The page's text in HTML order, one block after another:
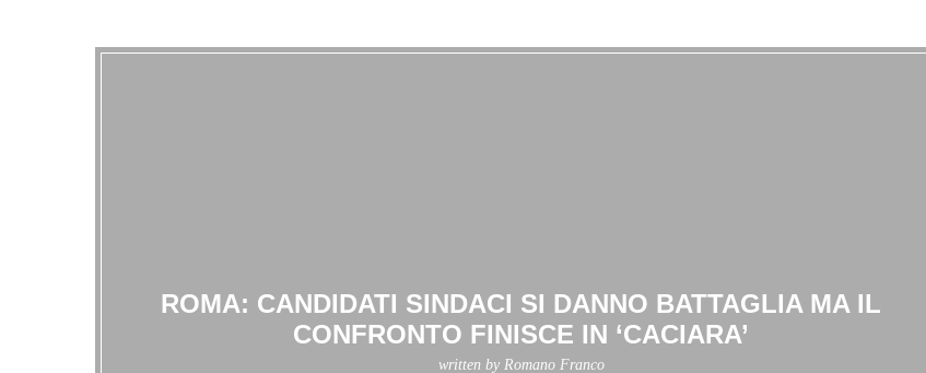
ROMA: CANDIDATI SINDACI SI DANNO BATTAGLIA MA IL
CONFRONTO FINISCE IN ‘CACIARA’
written by Romano Franco